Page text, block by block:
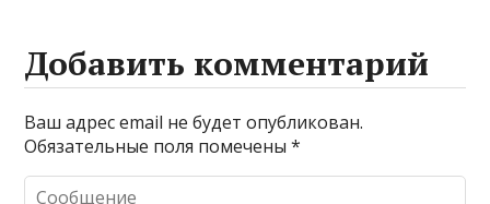
Добавить комментарий
Ваш адрес email не будет опубликован.
Обязательные поля помечены*